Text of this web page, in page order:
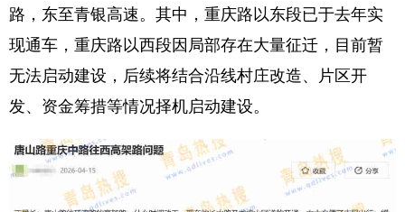
路，东至青银高速。其中，重庆路以东段已于去年实
现通车，重庆路以西段因局部存在大量征迁，目前暂
无法启动建设，后续将结合沿线村庄改造、片区开
发、资金筹措等情况择机启动建设。